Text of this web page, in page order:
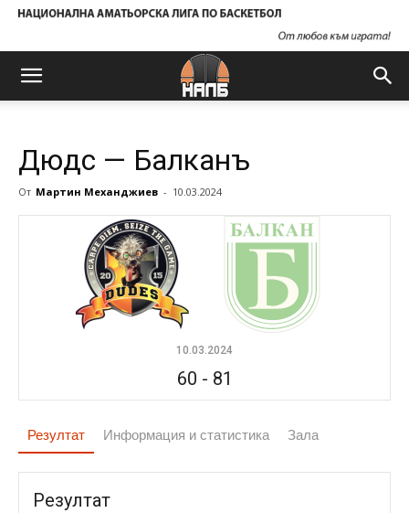
Дюдс — Балканъ
От Мартин Механджиев - 10.03.2024
10.03.2024
60 - 81
Резултат Информация и статистика Зала
Резултат